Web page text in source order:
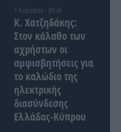
7 Αυγούστου - 09:46
Κ. Χατζηδάκης:
Στον κάλαθο των
αχρήστων οι
αμφισβητήσεις για
το καλώδιο της
ηλεκτρικής
διασύνδεσης
Ελλάδας-Κύπρου